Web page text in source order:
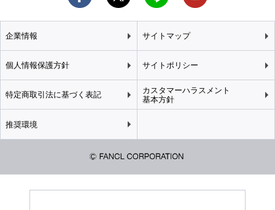
企業情報 サイトマップ
個人情報保護方針 サイトポリシー
特定商取引法に基づく表記
カスタマーハラスメント
基本方針
推奨環境